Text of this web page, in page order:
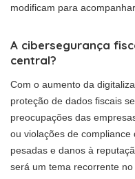
modificam para
A cibersegurança
central?
Com o aumento da
proteção de dados fiscais
preocupações das
ou violações de
pesadas e danos à
será um tema recorrente